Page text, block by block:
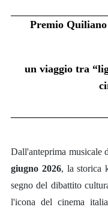
Premio
un viaggio tra
Dall'anteprima musicale
giugno 2026, la storica
segno del dibattito
l'icona del cinema